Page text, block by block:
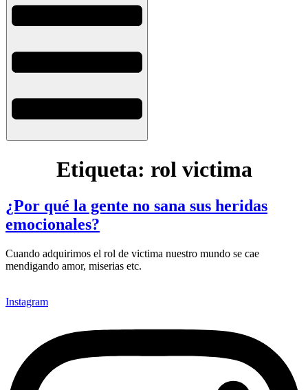
Etiqueta: rol victima
¿Por qué la gente no sana sus heridas
emocionales?
Cuando adquirimos el rol de victima nuestro mundo se cae
mendigando amor, miserias etc.
Instagram